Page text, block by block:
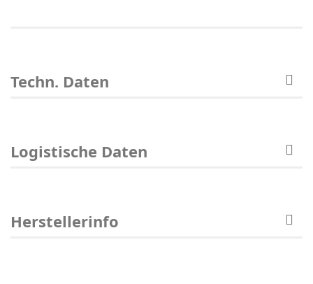
Techn. Daten
Logistische Daten
Herstellerinfo